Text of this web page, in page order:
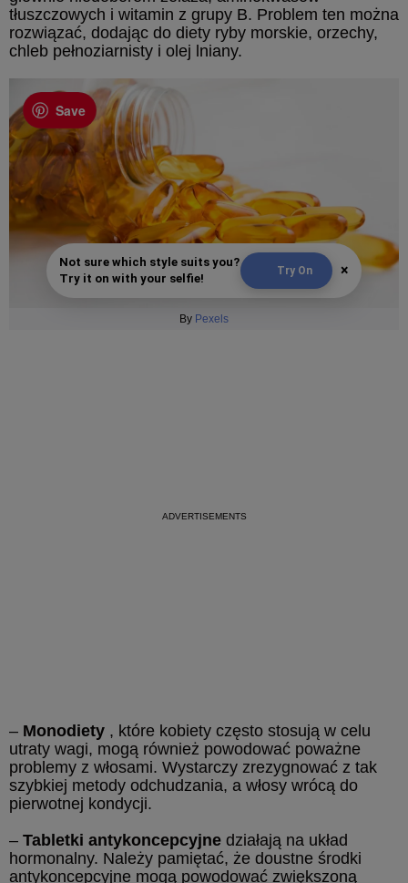
tłuszczowych i witamin z grupy B. Problem ten można
rozwiązać, dodając do diety ryby morskie, orzechy,
chleb pełnoziarnisty i olej lniany.
Save
Not sure which style suits you?
Try it on with your selfie!
Try On ×
By Pexels
– Monodiety , które kobiety często stosują w celu
utraty wagi, mogą również powodować poważne
problemy z włosami. Wystarczy zrezygnować z tak
szybkiej metody odchudzania, a włosy wrócą do
pierwotnej kondycji.
– Tabletki antykoncepcyjne działają na układ
hormonalny. Należy pamiętać, że doustne środki
antykoncepcyjne mogą powodować zwiększoną